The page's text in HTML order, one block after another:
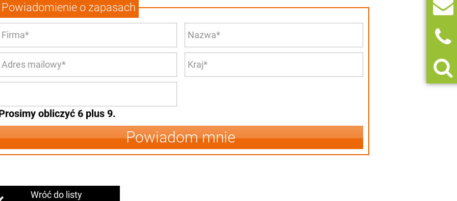
Powiadomienie o zapasach
obliczyć 6 plus 9.
Powiadom mnie
Wróć do listy